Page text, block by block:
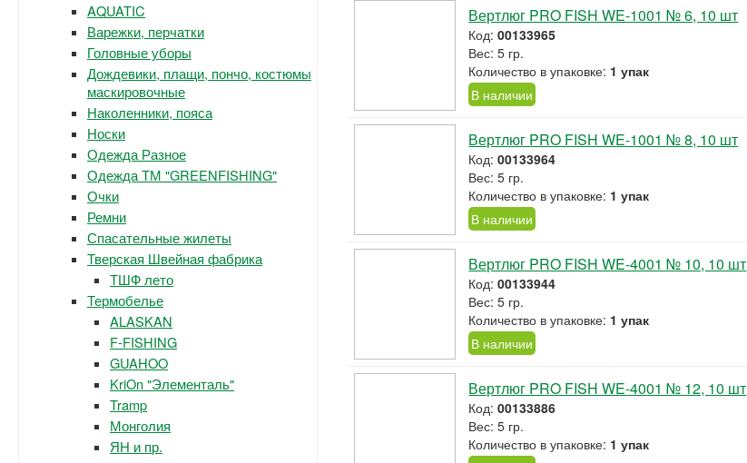
AQUATIC
Варежки, перчатки
Головные уборы
Дождевики, плащи, пончо, костюмы
маскировочные
Наколенники, пояса
Носки
Одежда Разное
Одежда ТМ "GREENFISHING"
Очки
Ремни
Спасательные жилеты
Тверская Швейная фабрика
ТШФ лето
Термобелье
ALASKAN
F-FISHING
GUAHOO
KriOn "Элементаль"
Tramp
Монголия
ЯН и пр.
Вертлюг PRO FISH WE-1001 № 6, 10 шт
Код:00133965
Вес: 5 гр.
Количество в упаковке: 1 упак
В наличии
Вертлюг PRO FISH WE-1001 № 8, 10 шт
Код:00133964
Вес: 5 гр.
Количество в упаковке: 1 упак
В наличии
Вертлюг PRO FISH WE-4001 № 10, 10 шт
Код:00133944
Вес: 5 гр.
Количество в упаковке: 1 упак
В наличии
Вертлюг PRO FISH WE-4001 № 12, 10 шт
Код:00133886
Вес: 5 гр.
Количество в упаковке: 1 упак